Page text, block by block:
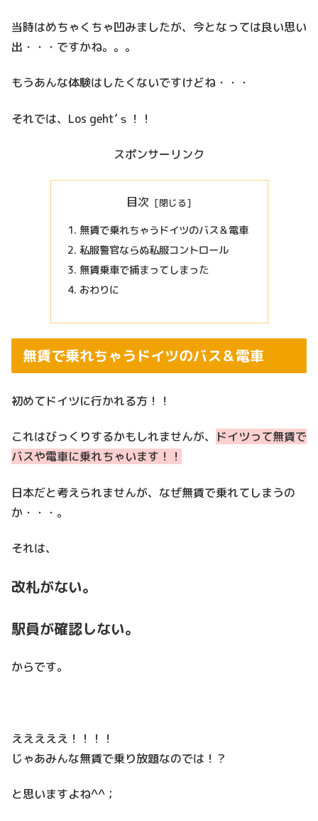
当時はめちゃくちゃ凹みましたが、今となっては良い思い
出・・・ですかね。。。
もうあんな体験はしたくないですけどね・・・
それでは、Los geht’ｓ！！
スポンサーリンク
目次
無賃で乗れちゃうドイツのバス＆電車
私服警官ならぬ私服コントロール
無賃乗車で捕まってしまった
おわりに
無賃で乗れちゃうドイツのバス＆電車
初めてドイツに行かれる方！！
これはびっくりするかもしれませんが、
ドイツって無賃で
バスや電車に乗れちゃいます！！
日本だと考えられませんが、なぜ無賃で乗れてしまうの
か・・・。
それは、
改札がない。
駅員が確認しない。
からです。
えええええ！！！！
じゃあみんな無賃で乗り放題なのでは！？
と思いますよね^^；